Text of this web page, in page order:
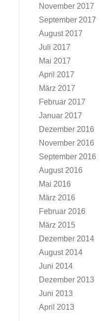
November 2017
September 2017
August 2017
Juli 2017
Mai 2017
April 2017
März 2017
Februar 2017
Januar 2017
Dezember 2016
November 2016
September 2016
August 2016
Mai 2016
März 2016
Februar 2016
März 2015
Dezember 2014
August 2014
Juni 2014
Dezember 2013
Juni 2013
April 2013